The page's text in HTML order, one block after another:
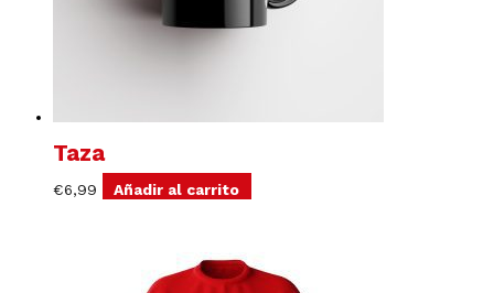
Taza
€6,99 Añadir al carrito